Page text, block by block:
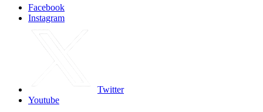
Facebook
Instagram
Twitter
Youtube